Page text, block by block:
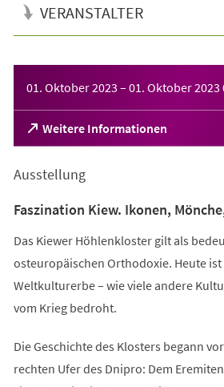
VERANSTALTER
01. Oktober 2023 – 01. Oktober 2023
Weitere Informationen
(Öffnet
in
neuen
Ausstellung
Faszination Kiew. Ikonen,
Das Kiewer Höhlenkloster gilt als
osteuropäischen Orthodoxie. Heute ist
Weltkulturerbe – wie viele andere
vom Krieg bedroht.
Die Geschichte des Klosters begann
rechten Ufer des Dnipro: Dem